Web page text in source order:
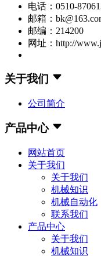
电话：0510-
邮箱：
邮编：214200
网址：http://
关于我们
公司简介
产品中心
网站首页
关于我们
关于我们
机械知识
机械自动化
联系我们
产品中心
关于我们
机械知识